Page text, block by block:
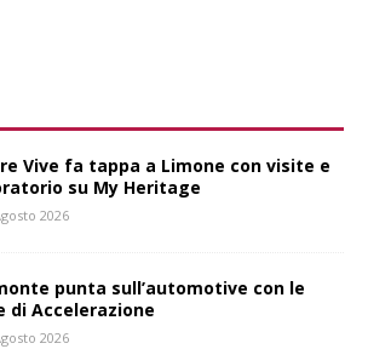
Vive fa tappa a Limone con visite e
su My Heritage
2026
punta sull’automotive con le
di Accelerazione
2026